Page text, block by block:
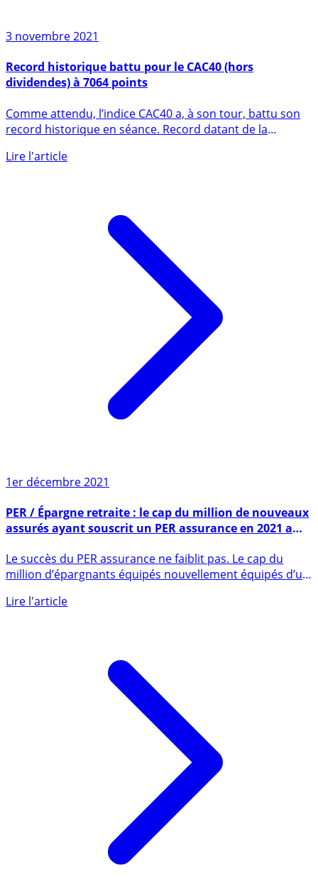
3 novembre 2021
dividendes) à 7064 points
Comme attendu, l’indice CAC40 a, à son tour, battu son
record historique en séance. Record datant de la
1er décembre 2021
assurés ayant souscrit un PER assurance en 2021 a
été franchi en octobre dernier
million d’épargnants équipés nouvellement équipés d’un